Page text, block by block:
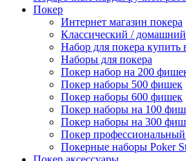
Покер
Интернет магазин покера
Классический /
Набор для покера купить
Наборы для покера
Покер набор на 200
Покер наборы 500 фишек
Покер наборы 600 фишек
Покер наборы на 100
Покер наборы на 300
Покер
Покерные наборы Poker